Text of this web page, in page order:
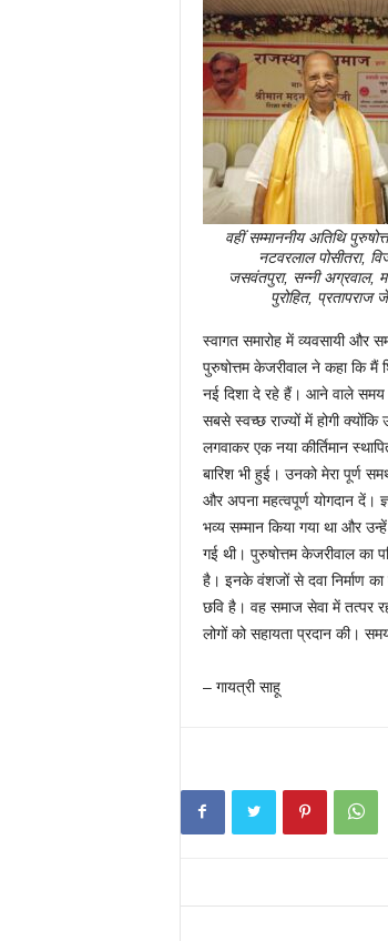
वहीं सम्माननीय अतिथि
नटवरलाल पोसीतरा,
जसवंतपुरा, सन्नी अग्रवाल,
पुरोहित, प्रतापराज
स्वागत समारोह में व्यवसायी और
पुरुषोत्तम केजरीवाल ने कहा कि मैं
नई दिशा दे रहे हैं। आने वाले समय
सबसे स्वच्छ राज्यों में होगी
लगवाकर एक नया कीर्तिमान
बारिश भी हुई। उनको मेरा पूर्ण
और अपना महत्वपूर्ण योगदान दें।
भव्य सम्मान किया गया था और उन्हें
गई थी। पुरुषोत्तम केजरीवाल का
है। इनके वंशजों से दवा निर्माण
छवि है। वह समाज सेवा में तत्पर
लोगों को सहायता प्रदान की।
– गायत्री साहू